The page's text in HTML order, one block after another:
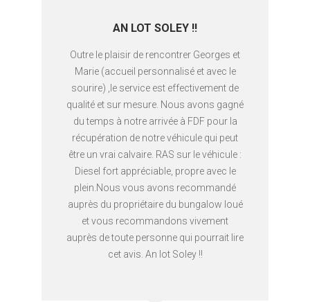
AN LOT SOLEY !!
Outre le plaisir de rencontrer Georges et
Marie (accueil personnalisé et avec le
sourire) ,le service est effectivement de
qualité et sur mesure. Nous avons gagné
du temps à notre arrivée à FDF pour la
récupération de notre véhicule qui peut
être un vrai calvaire. RAS sur le véhicule :
Diesel fort appréciable, propre avec le
plein.Nous vous avons recommandé
auprès du propriétaire du bungalow loué
et vous recommandons vivement
auprès de toute personne qui pourrait lire
cet avis. An lot Soley !!